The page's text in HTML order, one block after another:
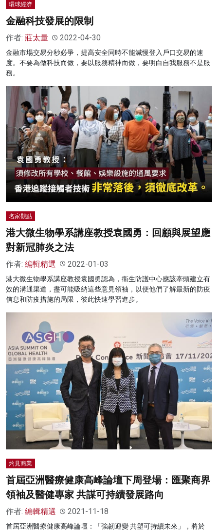
環球經濟
金融科技發展的限制
作者: 莊太量 2022-04-30
金融市場交易分秒必爭，提高安全同時不能減慢登入戶口交易的速
度。不要為做科技而做，要以服務精神而做，要明白自我服務不是服
務。
名家觀點
港大微生物學系講座教授袁國勇：回顧與展望應
對新冠肺炎之法
作者: 編輯精選 2022-01-03
港大微生物學系講座教授袁國勇認為，衞生防護中心應該牽頭建立有
效的溝通渠道，盡可能吸納這些意見領袖，以便他們了解最新的防疫
信息和防疫措施的局限，彼此快速學習進步。
灼見商業
首屆亞洲醫療健康高峰論壇下周登場：匯聚商界
領袖及醫健專家 共謀可持續發展路向
作者: 編輯精選 2021-11-18
首屆亞洲醫療健康高峰論壇：「強韌迎變 共塑可持續未來」，將於